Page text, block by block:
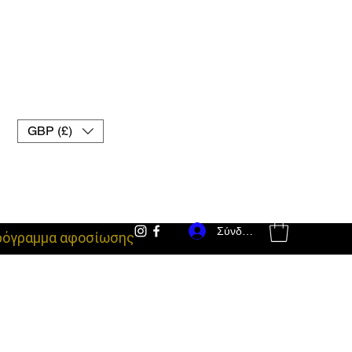
GBP (£)
Σύνδεση
αφοσίωσης εξοπλισμός μάχης uk γάντια muay thai